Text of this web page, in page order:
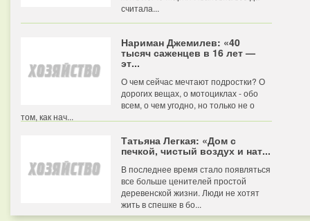
считала...
Нариман Джемилев: «40
тысяч саженцев в 16 лет —
эт...
О чем сейчас мечтают подростки? О
дорогих вещах, о мотоциклах - обо
всем, о чем угодно, но только не о
том, как нач...
Татьяна Легкая: «Дом с
печкой, чистый воздух и нат...
В последнее время стало появляться
все больше ценителей простой
деревенской жизни. Люди не хотят
жить в спешке в бо...